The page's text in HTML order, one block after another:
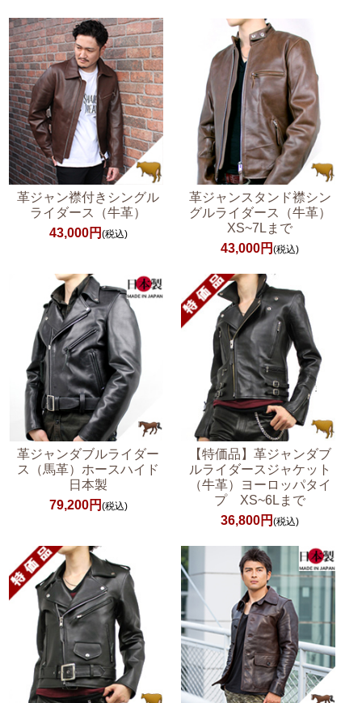
革ジャン襟付きシングル
ライダース（牛革）
43,000円 (税込)
革ジャンスタンド襟シン
グルライダース（牛革）
XS~7Lまで
43,000円(税込)
革ジャンダブルライダー
ス（馬革）ホースハイド
日本製
79,200円 (税込)
【特価品】革ジャンダブ
ルライダースジャケット
（牛革）ヨーロッパタイ
プ XS~6Lまで
36,800円(税込)